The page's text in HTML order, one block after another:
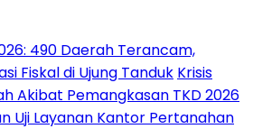
490 Daerah Terancam,
Fiskal di Ujung Tanduk Krisis
Akibat Pemangkasan TKD 2026
Uji Layanan Kantor Pertanahan